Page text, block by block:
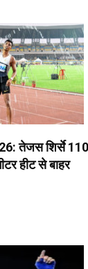
तेजस शिर्से 110
हीट से बाहर